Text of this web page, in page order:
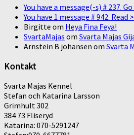
You have a message(-s) # 237.
You have 1 message # 942.
Birgitte om Heya Fina Feya!
SvartaMajas om Svarta Majas
Arnstein B johansen om Svarta
Kontakt
Svarta Majas Kennel
Stefan och Katarina Larsson
Grimhult 302
384 73 Fliseryd
Katarina: 070-5291247